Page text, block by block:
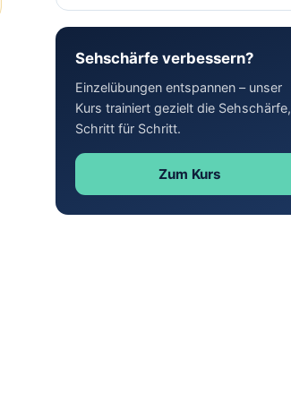
Sehschärfe verbessern?
Einzelübungen entspannen – unser
Kurs trainiert gezielt die Sehschärfe,
Schritt für Schritt.
Zum Kurs